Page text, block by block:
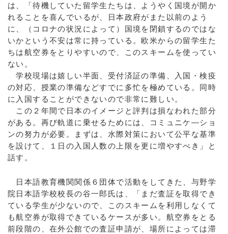
は、「待機していた留学生たちは、ようやく国境が開か
れることを喜んでいるが、日本政府がまた以前のよう
に、（コロナの状況によって）国境を閉鎖するのではな
いかという不安は常に持っている。欧米からの留学生た
ちは航空券をとりやすいので、このスキームを使ってい
ない。
学校現場は嬉しい半面、受付済証の準備、入国・検疫
の対応、授業の準備などすでに多忙を極めている。同時
に入国することができないので非常に難しい。
この２年間で日本のイメージと評判は損なわれた部分
がある。再び軌道に乗せるためには、コミュニケ―ショ
ンの努力が必要。まずは、水際対策において公平な基準
を設けて、１日の入国人数の上限を更に増やすべき」と
話す。
日本語教育機関関係６団体で活動をしてきた、与野学
院日本語学校校長の谷一郎氏は、「まだ査証を取得でき
ている学生が少ないので、このスキームを利用しなくて
も航空券が取得できているケースが多い。航空券をとる
前段階の、在外公館での査証申請が、場所によっては滞